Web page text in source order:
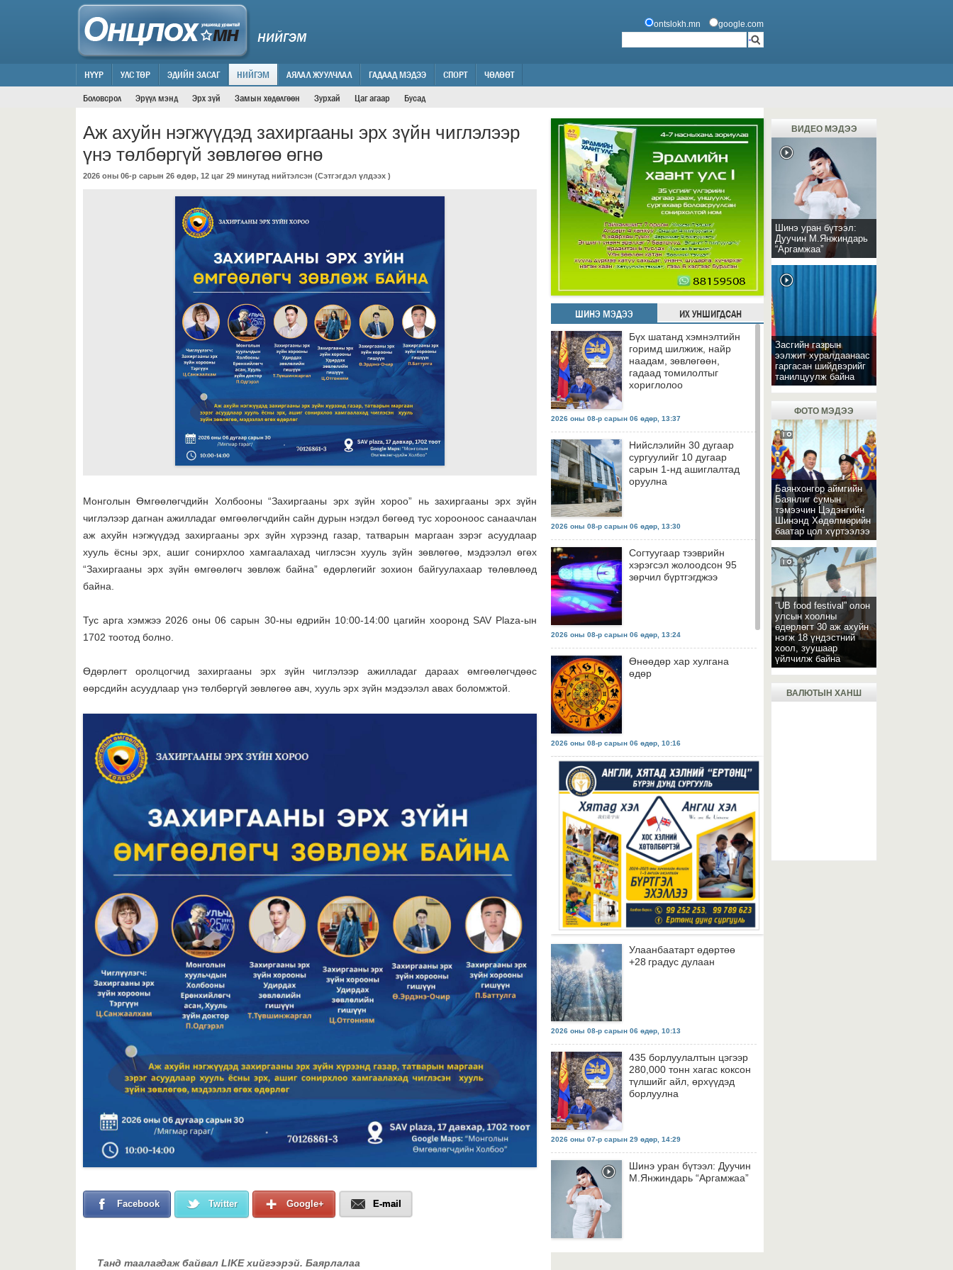
НИЙГЭМ
ontslokh.mn google.com
НҮҮР УЛС ТӨР ЭДИЙН ЗАСАГ НИЙГЭМ АЯЛАЛ ЖУУЛЧЛАЛ ГАДААД МЭДЭЭ СПОРТ
ЧӨЛӨӨТ
Боловсрол
Эрүүл мэнд Эрх зүй Замын хөдөлгөөн Зурхай Цаг агаар Бусад
Аж ахуйн нэгжүүдэд захиргааны эрх зүйн чиглэлээр
үнэ төлбөргүй зөвлөгөө өгнө
2026 оны 06-р сарын 26 өдөр, 12 цаг 29 минутад нийтэлсэн (Сэтгэгдэл үлдээх )
Монголын Өмгөөлөгчдийн Холбооны “Захиргааны эрх зүйн хороо” нь захиргааны эрх зүйн
чиглэлээр дагнан ажилладаг өмгөөлөгчдийн сайн дурын нэгдэл бөгөөд тус хорооноос санаачлан
аж ахуйн нэгжүүдэд захиргааны эрх зүйн хүрээнд газар, татварын маргаан зэрэг асуудлаар
хууль ёсны эрх, ашиг сонирхлоо хамгаалахад чиглэсэн хууль зүйн зөвлөгөө, мэдээлэл өгөх
“Захиргааны эрх зүйн өмгөөлөгч зөвлөж байна” өдөрлөгийг зохион байгуулахаар төлөвлөөд
байна.
Тус арга хэмжээ 2026 оны 06 сарын 30-ны өдрийн 10:00-14:00 цагийн хооронд SAV Plaza-ын
1702 тоотод болно.
Өдөрлөгт оролцогчид захиргааны эрх зүйн чиглэлээр ажилладаг дараах өмгөөлөгчдөөс
өөрсдийн асуудлаар үнэ төлбөргүй зөвлөгөө авч, хууль эрх зүйн мэдээлэл авах боломжтой.
Facebook Twitter Google+ E-mail
Танд таалагдаж байвал LIKE хийгээрэй. Баярлалаа
ШИНЭ МЭДЭЭ ИХ УНШИГДСАН
Бүх шатанд хэмнэлтийн
горимд шилжиж, найр
наадам, зөвлөгөөн,
гадаад томилолтыг
хориглолоо
2026 оны 08-р сарын 06 өдөр, 13:37
Нийслэлийн 30 дугаар
сургуулийг 10 дугаар
сарын 1-нд ашиглалтад
оруулна
2026 оны 08-р сарын 06 өдөр, 13:30
Согтуугаар тээврийн
хэрэгсэл жолоодсон 95
зөрчил бүртгэгджээ
2026 оны 08-р сарын 06 өдөр, 13:24
Өнөөдөр хар хулгана
өдөр
2026 оны 08-р сарын 06 өдөр, 10:16
Улаанбаатарт өдөртөө
+28 градус дулаан
2026 оны 08-р сарын 06 өдөр, 10:13
435 борлуулалтын цэгээр
280,000 тонн хагас коксон
түлшийг айл, өрхүүдэд
борлуулна
2026 оны 07-р сарын 29 өдөр, 14:29
Шинэ уран бүтээл: Дуучин
М.Янжиндарь “Аргамжаа”
ВИДЕО МЭДЭЭ
Шинэ уран бүтээл:
Дуучин М.Янжиндарь
“Аргамжаа”
Засгийн газрын
ээлжит хуралдаанаас
гаргасан шийдвэрийг
танилцуулж байна
ФОТО МЭДЭЭ
Баянхонгор аймгийн
Баянлиг сумын
тэмээчин Цэдэнгийн
Шинэнд Хөдөлмөрийн
баатар цол хүртээлээ
“UB food festival” олон
улсын хоолны
өдөрлөгт 30 аж ахуйн
нэгж 18 үндэстний
хоол, зуушаар
үйлчилж байна
ВАЛЮТЫН ХАНШ